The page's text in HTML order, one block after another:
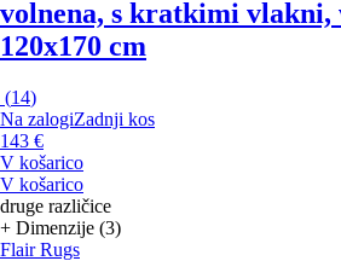
volnena, s kratkimi
120x170 cm
(14)
Na zalogiZadnji kos
143 €
V košarico
V košarico
druge različice
+ Dimenzije (3)
Flair Rugs